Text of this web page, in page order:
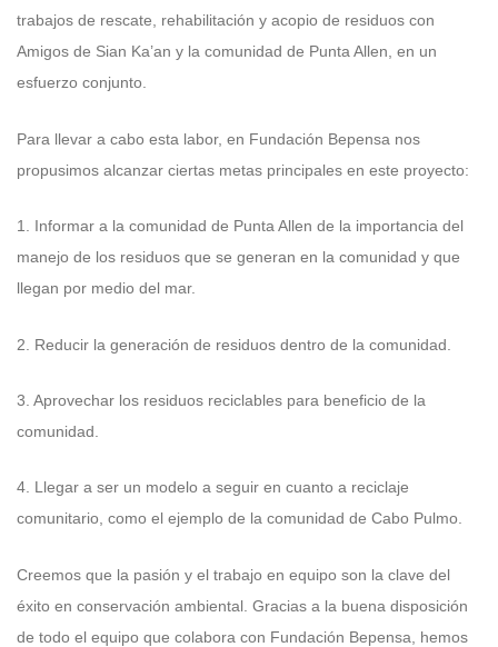
trabajos de rescate, rehabilitación y acopio de residuos con
Amigos de Sian Ka’an y la comunidad de Punta Allen, en un
esfuerzo conjunto.
Para llevar a cabo esta labor, en Fundación Bepensa nos
propusimos alcanzar ciertas metas principales en este proyecto:
1. Informar a la comunidad de Punta Allen de la importancia del
manejo de los residuos que se generan en la comunidad y que
llegan por medio del mar.
2. Reducir la generación de residuos dentro de la comunidad.
3. Aprovechar los residuos reciclables para beneficio de la
comunidad.
4. Llegar a ser un modelo a seguir en cuanto a reciclaje
comunitario, como el ejemplo de la comunidad de Cabo Pulmo.
Creemos que la pasión y el trabajo en equipo son la clave del
éxito en conservación ambiental. Gracias a la buena disposición
de todo el equipo que colabora con Fundación Bepensa, hemos